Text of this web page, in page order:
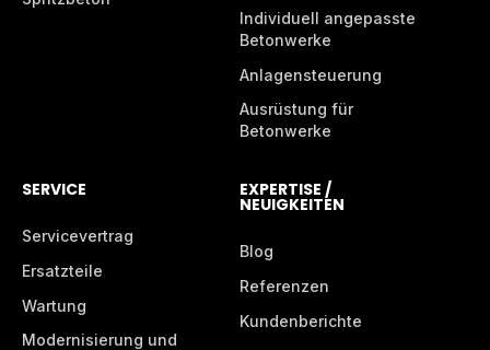
Individuell angepasste
Betonwerke
Anlagensteuerung
Ausrüstung für
Betonwerke
SERVICE
Servicevertrag
Ersatzteile
Wartung
Modernisierung und
EXPERTISE /
NEUIGKEITEN
Blog
Referenzen
Kundenberichte